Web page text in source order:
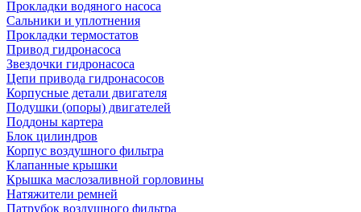
Прокладки водяного насоса
Сальники и уплотнения
Прокладки термостатов
Привод гидронасоса
Звездочки гидронасоса
Цепи привода гидронасосов
Корпусные детали двигателя
Подушки (опоры) двигателей
Поддоны картера
Блок цилиндров
Корпус воздушного фильтра
Клапанные крышки
Крышка маслозаливной горловины
Натяжители ремней
Патрубок воздушного фильтра